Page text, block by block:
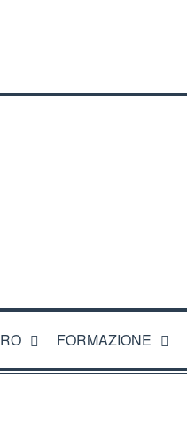
FORMAZIONE